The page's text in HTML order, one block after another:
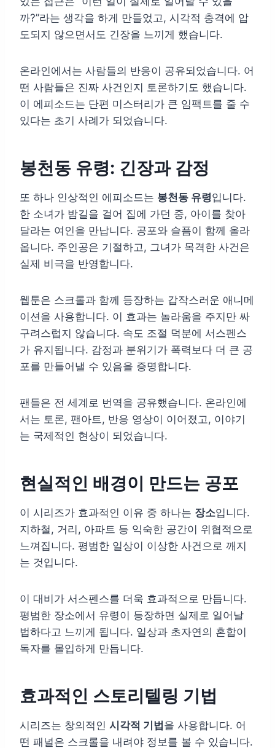
까?”라는 생각을 하게 만들었고, 시각적 충격에 압
도되지 않으면서도 긴장을 느끼게 했습니다.
온라인에서는 사람들의 반응이 공유되었습니다. 어
떤 사람들은 진짜 사건인지 토론하기도 했습니다.
이 에피소드는 단편 미스터리가 큰 임팩트를 줄 수
있다는 초기 사례가 되었습니다.
봉천동 유령: 긴장과 감정
또 하나 인상적인 에피소드는 봉천동 유령입니다.
한 소녀가 밤길을 걸어 집에 가던 중, 아이를 찾아
달라는 여인을 만납니다. 공포와 슬픔이 함께 올라
옵니다. 주인공은 기절하고, 그녀가 목격한 사건은
실제 비극을 반영합니다.
웹툰은 스크롤과 함께 등장하는 갑작스러운 애니메
이션을 사용합니다. 이 효과는 놀라움을 주지만 싸
구려스럽지 않습니다. 속도 조절 덕분에 서스펜스
가 유지됩니다. 감정과 분위기가 폭력보다 더 큰 공
포를 만들어낼 수 있음을 증명합니다.
팬들은 전 세계로 번역을 공유했습니다. 온라인에
서는 토론, 팬아트, 반응 영상이 이어졌고, 이야기
는 국제적인 현상이 되었습니다.
현실적인 배경이 만드는 공포
이 시리즈가 효과적인 이유 중 하나는 장소입니다.
지하철, 거리, 아파트 등 익숙한 공간이 위협적으로
느껴집니다. 평범한 일상이 이상한 사건으로 깨지
는 것입니다.
이 대비가 서스펜스를 더욱 효과적으로 만듭니다.
평범한 장소에서 유령이 등장하면 실제로 일어날
법하다고 느끼게 됩니다. 일상과 초자연의 혼합이
독자를 몰입하게 만듭니다.
효과적인 스토리텔링 기법
시리즈는 창의적인 시각적 기법을 사용합니다. 어
떤 패널은 스크롤을 내려야 정보를 볼 수 있습니다.